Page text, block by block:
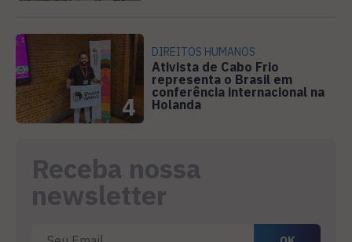
4
DIREITOS HUMANOS
Ativista de Cabo Frio
representa o Brasil em
conferência internacional na
Holanda
Receba nossa
newsletter